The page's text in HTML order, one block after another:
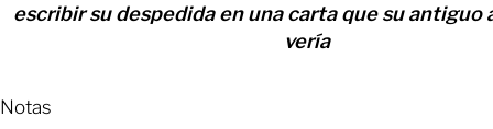
escribir su despedida en una carta que su antiguo
vería
Notas